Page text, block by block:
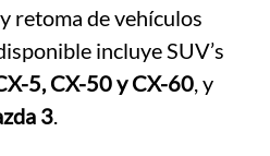
retoma de vehículos
incluye SUV’s
5, CX-50 y CX-60, y
3.